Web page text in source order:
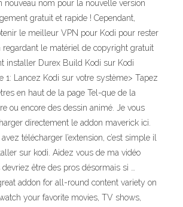
nouveau nom pour la nouvelle version
gratuit et rapide ! Cependant,
le meilleur VPN pour Kodi pour rester
regardant le matériel de copyright gratuit
installer Durex Build Kodi sur Kodi
1: Lancez Kodi sur votre système> Tapez
en haut de la page Tel-que de la
ou encore des dessin animé. Je vous
directement le addon maverick ici.
télécharger l’extension, c’est simple il
sur kodi. Aidez vous de ma vidéo
être des pros désormais si …
addon for all-round content variety on
your favorite movies, TV shows,